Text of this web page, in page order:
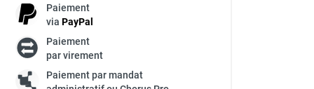
Paiement
via PayPal
Paiement
par virement
Paiement par mandat